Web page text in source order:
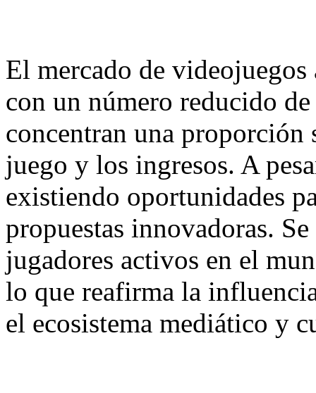
El mercado de videojuegos
con un número reducido
concentran una
juego y los ingresos. A
existiendo oportunidades
propuestas innovadoras.
jugadores activos en el
lo que reafirma la
el ecosistema mediático y